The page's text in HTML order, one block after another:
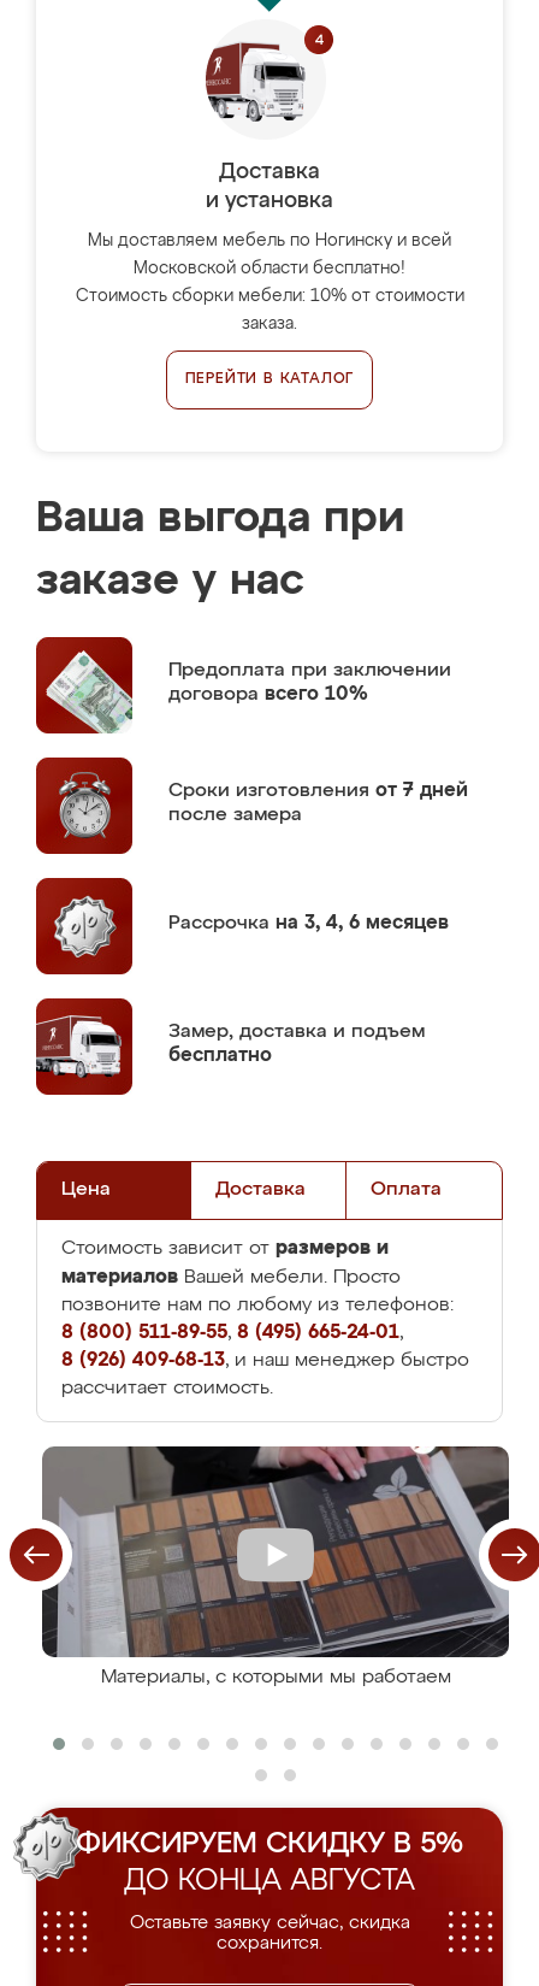
Доставка
и установка
Мы доставляем мебель по Ногинску и всей
Московской области бесплатно!
Стоимость сборки мебели: 10% от стоимости
заказа.
ПЕРЕЙТИ В КАТАЛОГ
Ваша выгода при
заказе у нас
Предоплата при заключении
договора всего 10%
Сроки изготовления от 7 дней
после замера
Рассрочка на 3, 4, 6 месяцев
Замер, доставка и подъем
бесплатно
Цена Доставка Оплата
Стоимость зависит от размеров и
материалов Вашей мебели. Просто
позвоните нам по любому из телефонов:
8 (800) 511-89-55, 8 (495) 665-24-01,
8 (926) 409-68-13, и наш менеджер быстро
рассчитает стоимость.
Материалы, с которыми мы работаем
ФИКСИРУЕМ СКИДКУ В 5%
ДО КОНЦА АВГУСТА
Оставьте заявку сейчас, скидка
сохранится.